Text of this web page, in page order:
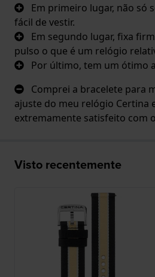
Em primeiro lugar, não só
fácil de vestir.
Em segundo lugar, fixa
pulso o que é um relógio
Por último, tem um ótimo
Comprei a bracelete para
ajuste do meu relógio Certina
extremamente satisfeito com
Visto recentemente